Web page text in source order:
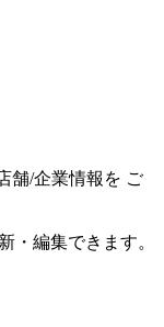
舗/企業情報を ご
・編集できます。